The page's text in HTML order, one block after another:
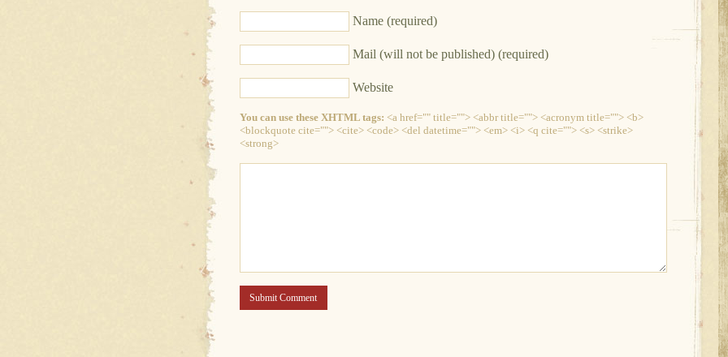
Name (required)
Mail (will not be published) (required)
Website
You can use these XHTML tags: <a href="" title=""> <abbr title=""> <acronym title=""> <b>
<blockquote cite=""> <cite> <code> <del datetime=""> <em> <i> <q cite=""> <s> <strike>
<strong>